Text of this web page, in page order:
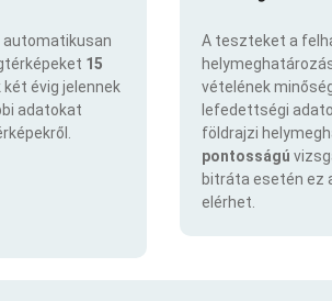
15
két évig jelennek
adatokat
A teszteket a
vételének
lefedettségi
földrajzi
pontosságú
bitráta esetén ez
elérhet.